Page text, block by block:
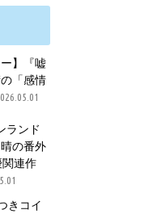
】『嘘
「感情
ランド
の番外
関連作
きコイ